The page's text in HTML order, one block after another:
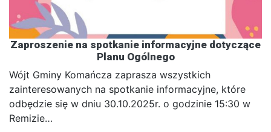
Zaproszenie na spotkanie informacyjne dotyczące
Planu Ogólnego
Wójt Gminy Komańcza zaprasza wszystkich
zainteresowanych na spotkanie informacyjne, które
odbędzie się w dniu 30.10.2025r. o godzinie 15:30 w
Remizie…